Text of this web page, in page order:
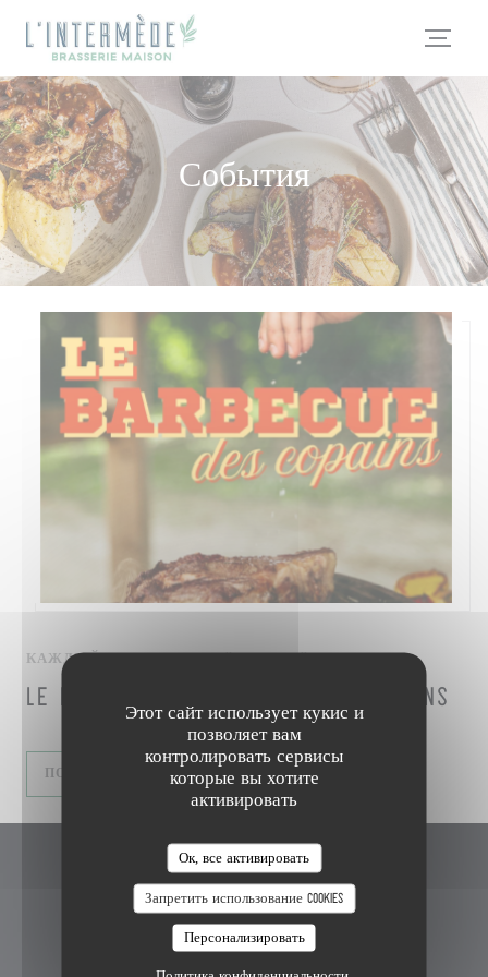
Панель управления cookies
Этот сайт использует кукис и
позволяет вам
контролировать сервисы
которые вы хотите
активировать
Ок, все активировать
Запретить использование cookies
Персонализировать
События
КАЖДЫЙ ВТОРНИК С 00H00 ДО 00H00
LE MARDI C'EST BARBECUE DES COPAINS
L'Intermède
3 Rue de la Mare Neuve 91080 Evry